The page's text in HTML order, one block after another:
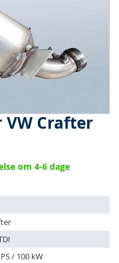
Crafter
om 4-6 dage
/ 100 kW